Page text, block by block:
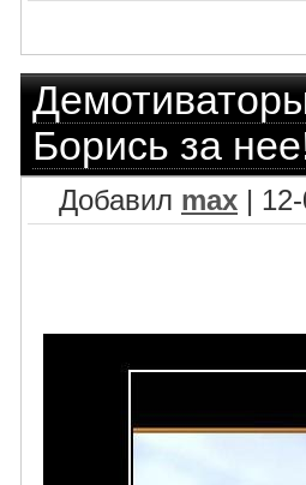
Борись за
Добавил max |